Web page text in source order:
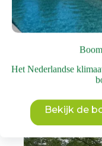
Het Nederlandse
Bekijk de